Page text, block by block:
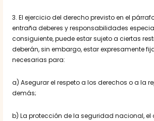
3. El ejercicio del derecho previsto en el
entraña deberes y responsabilidades
consiguiente, puede estar sujeto a ciertas
deberán, sin embargo, estar expresamente
necesarias para:
a) Asegurar el respeto a los derechos o a la
demás;
b) La protección de la seguridad nacional, el